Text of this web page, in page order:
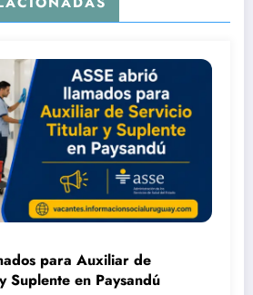
para Auxiliar de
Suplente en Paysandú